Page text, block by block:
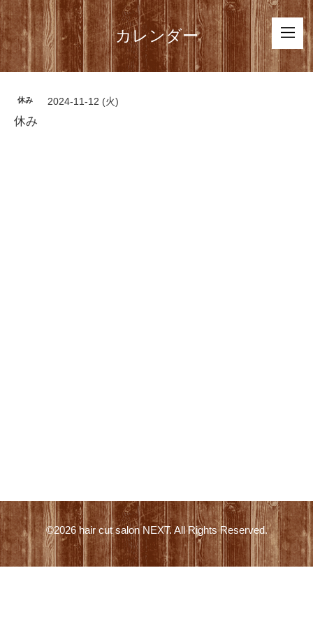
カレンダー
休み 2024-11-12 (火)
休み
©2026hair cut salon NEXT. All Rights Reserved.